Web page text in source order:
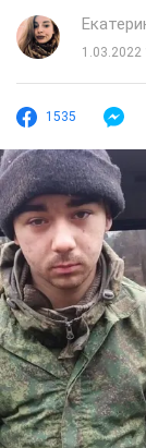
1.03.2022
1535